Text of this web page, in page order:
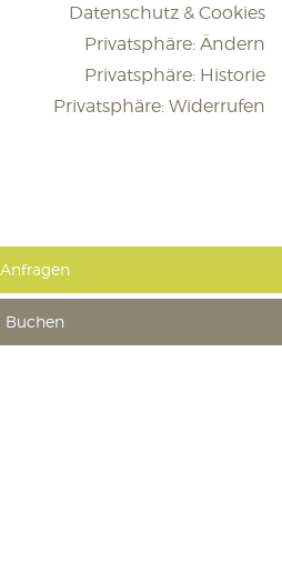
Datenschutz & Cookies
Privatsphäre: Ändern
Privatsphäre: Historie
Privatsphäre: Widerrufen
Anfragen
Buchen